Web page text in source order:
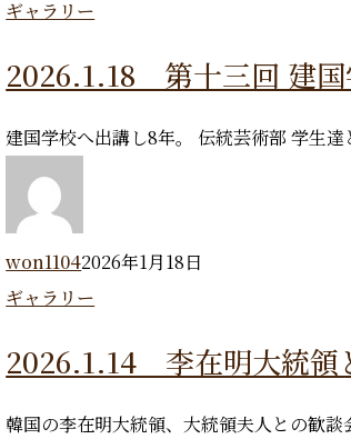
ギャラリー
2026.1.18 第十三回 建国
建国学校へ出講し8年。 伝統芸術部 学生
won11042026年1月18日
ギャラリー
2026.1.14 李在明大統領
韓国の李在明大統領、大統領夫人との歓談